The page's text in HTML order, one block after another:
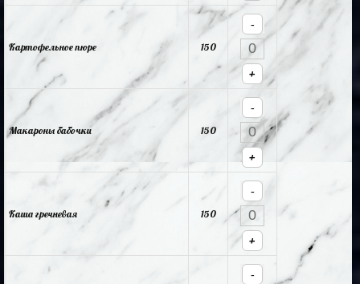
Картофельное пюре 150
-
+
Макароны бабочки 150
-
+
Каша гречневая 150
-
+
-